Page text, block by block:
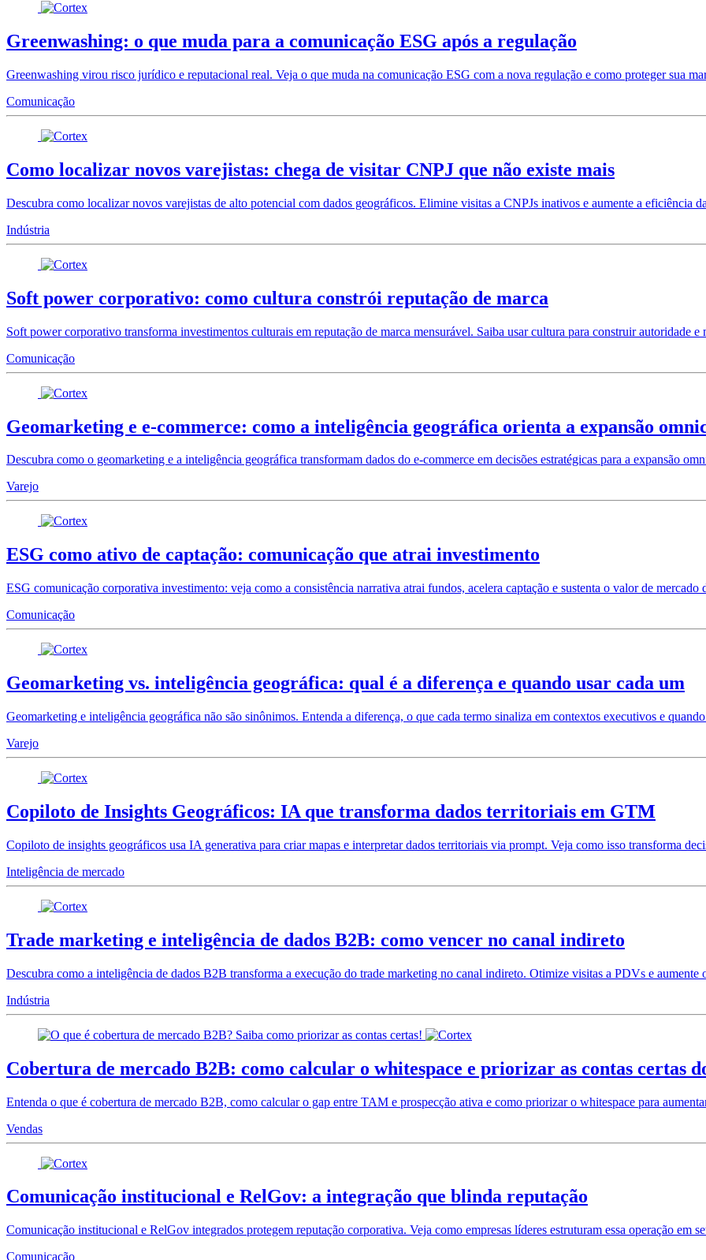
Greenwashing: o que muda para a comunicação ESG após a regulação
Greenwashing virou risco jurídico e reputacional real. Veja o que muda na comunicação ESG com a nova regulação e como proteger sua
Comunicação
Como localizar novos varejistas: chega de visitar CNPJ que não existe mais
Descubra como localizar novos varejistas de alto potencial com dados geográficos. Elimine visitas a CNPJs inativos e aumente a eficiência
Indústria
Soft power corporativo: como cultura constrói reputação de marca
Soft power corporativo transforma investimentos culturais em reputação de marca mensurável. Saiba usar cultura para construir autoridade e
Comunicação
Geomarketing e e-commerce: como a inteligência geográfica orienta a expansão
Descubra como o geomarketing e a inteligência geográfica transformam dados do e-commerce em decisões estratégicas para a expansão
Varejo
ESG como ativo de captação: comunicação que atrai investimento
ESG comunicação corporativa investimento: veja como a consistência narrativa atrai fundos, acelera captação e sustenta o valor de mercado
Comunicação
Geomarketing vs. inteligência geográfica: qual é a diferença e quando usar cada um
Geomarketing e inteligência geográfica não são sinônimos. Entenda a diferença, o que cada termo sinaliza em contextos executivos e
Varejo
Copiloto de Insights Geográficos: IA que transforma dados territoriais em GTM
Copiloto de insights geográficos usa IA generativa para criar mapas e interpretar dados territoriais via prompt. Veja como isso transforma
Inteligência de mercado
Trade marketing e inteligência de dados B2B: como vencer no canal indireto
Descubra como a inteligência de dados B2B transforma a execução do trade marketing no canal indireto. Otimize visitas a PDVs e aumente
Indústria
Cobertura de mercado B2B: como calcular o whitespace e priorizar as contas certas
Entenda o que é cobertura de mercado B2B, como calcular o gap entre TAM e prospecção ativa e como priorizar o whitespace para
Vendas
Comunicação institucional e RelGov: a integração que blinda reputação
Comunicação institucional e RelGov integrados protegem reputação corporativa. Veja como empresas líderes estruturam essa operação em
Comunicação